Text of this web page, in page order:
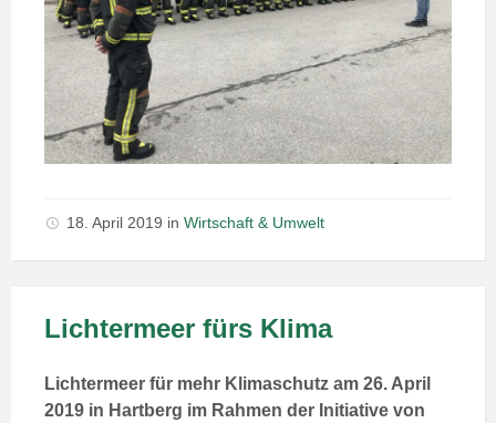
18. April 2019 in Wirtschaft & Umwelt
Lichtermeer fürs Klima
Lichtermeer für mehr Klimaschutz am 26. April
2019 in Hartberg im Rahmen der Initiative von